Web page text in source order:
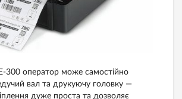
300 оператор може самостійно
вал та друкуючу головку —
дуже проста та дозволяє